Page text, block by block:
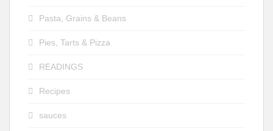
Pasta, Grains & Beans
Pies, Tarts & Pizza
READINGS
Recipes
sauces